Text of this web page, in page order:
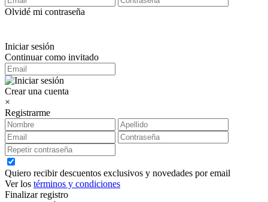
Olvidé mi contraseña
Iniciar sesión
Continuar como invitado
Crear una cuenta
×
Registrarme
Quiero recibir descuentos exclusivos y novedades por email
Ver los términos y condiciones
Finalizar registro